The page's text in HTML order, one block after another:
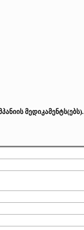
მედიკამენტს(ებს).